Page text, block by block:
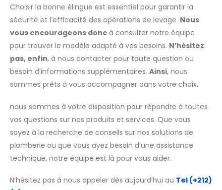
Choisir la bonne élingue est essentiel pour garantir la
sécurité et l’efficacité des opérations de levage. Nous
vous encourageons donc à consulter notre équipe
pour trouver le modèle adapté à vos besoins. N’hésitez
pas, enfin, à nous contacter pour toute question ou
besoin d’informations supplémentaires. Ainsi, nous
sommes prêts à vous accompagner dans votre choix.
nous sommes à votre disposition pour répondre à toutes
vos questions sur nos produits et services. Que vous
soyez à la recherche de conseils sur nos solutions de
plomberie ou que vous ayez besoin d’une assistance
technique, notre équipe est là pour vous aider.
N’hésitez pas à nous appeler dès aujourd’hui au Tel (+212)